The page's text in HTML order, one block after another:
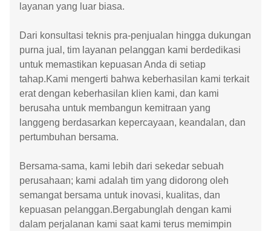
layanan yang luar biasa.
Dari konsultasi teknis pra-penjualan hingga dukungan
purna jual, tim layanan pelanggan kami berdedikasi
untuk memastikan kepuasan Anda di setiap
tahap.Kami mengerti bahwa keberhasilan kami terkait
erat dengan keberhasilan klien kami, dan kami
berusaha untuk membangun kemitraan yang
langgeng berdasarkan kepercayaan, keandalan, dan
pertumbuhan bersama.
Bersama-sama, kami lebih dari sekedar sebuah
perusahaan; kami adalah tim yang didorong oleh
semangat bersama untuk inovasi, kualitas, dan
kepuasan pelanggan.Bergabunglah dengan kami
dalam perjalanan kami saat kami terus memimpin